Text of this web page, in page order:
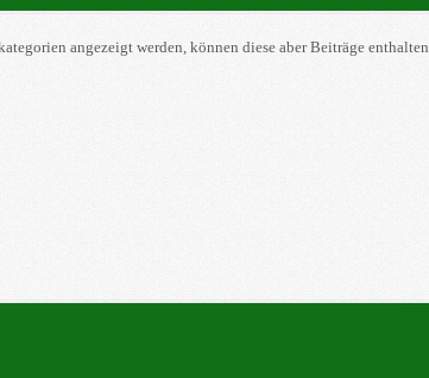
angezeigt werden, können diese aber Beiträge enthalten.